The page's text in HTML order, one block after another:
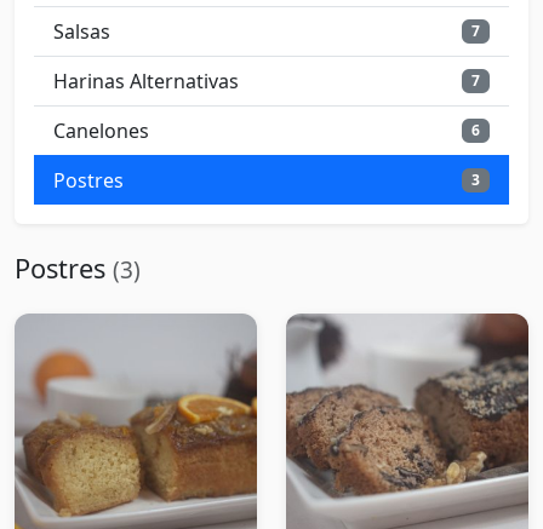
Salsas 7
Harinas Alternativas 7
Canelones 6
Postres 3
Postres (3)